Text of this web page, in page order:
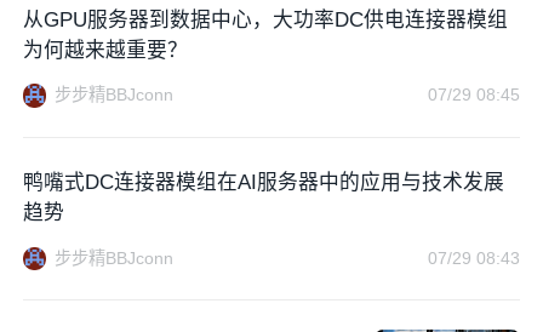
从GPU服务器到数据中心，大功率DC供电连接器模组
为何越来越重要？
步步精BBJconn 07/29 08:45
鸭嘴式DC连接器模组在AI服务器中的应用与技术发展
趋势
步步精BBJconn 07/29 08:43